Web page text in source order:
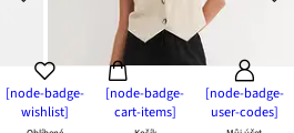
[node-badge-
wishlist]
[node-badge-
cart-items]
[node-badge-
user-codes]